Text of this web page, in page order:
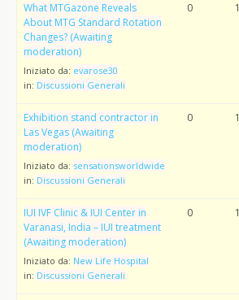
What MTGazone Reveals
About MTG Standard Rotation
Changes? (Awaiting
moderation)
Iniziato da: evarose30
in: Discussioni Generali
0 1
Exhibition stand contractor in
Las Vegas (Awaiting
moderation)
Iniziato da: sensationsworldwide
in: Discussioni Generali
0 1
IUI IVF Clinic & IUI Center in
Varanasi, India – IUI treatment
(Awaiting moderation)
Iniziato da: New Life Hospital
in: Discussioni Generali
0 1